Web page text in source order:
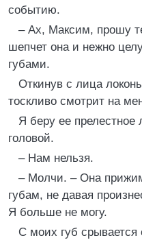
событию.
– Ах, Максим, прошу
шепчет она и нежно
губами.
Откинув с лица
тоскливо смотрит на
Я беру ее
головой.
– Нам нельзя.
– Молчи. – Она
губам, не давая
Я больше не могу.
С моих губ